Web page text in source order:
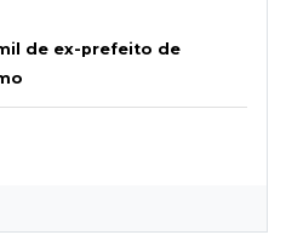
de ex-prefeito de